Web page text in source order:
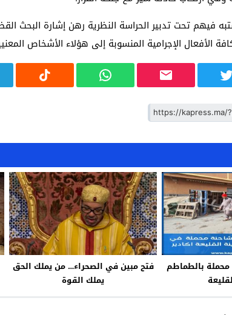
فيهم تحت تدبير الحراسة النظرية رهن إشارة البحث
الأفعال الإجرامية المنسوبة إلى هؤلاء الأشخاص
بالطماطم
فتح مبين في الصحراء… من يملك الحق
يملك القوة